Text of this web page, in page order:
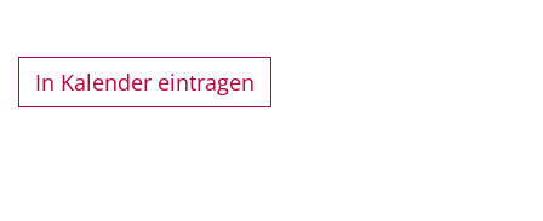
In Kalender eintragen